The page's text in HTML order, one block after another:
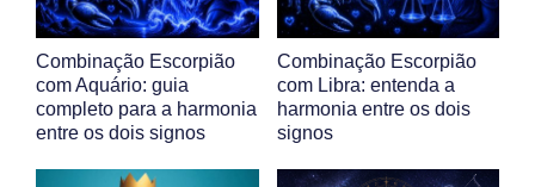
Combinação Escorpião
com Aquário: guia
completo para a harmonia
entre os dois signos
Combinação Escorpião
com Libra: entenda a
harmonia entre os dois
signos